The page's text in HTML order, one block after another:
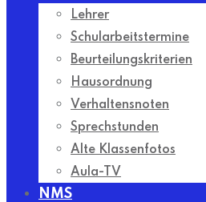
Lehrer
Schularbeitstermine
Beurteilungskriterien
Hausordnung
Verhaltensnoten
Sprechstunden
Alte Klassenfotos
Aula-TV
NMS